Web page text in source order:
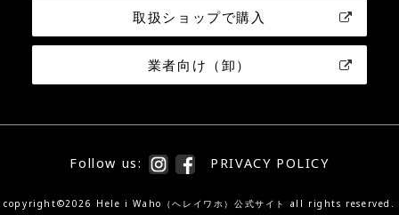
取扱ショップで購入
業者向け（卸）
Follow us: PRIVACY POLICY
copyright©2026 Hele i Waho（ヘレイワホ）公式サイト all rights reserved.